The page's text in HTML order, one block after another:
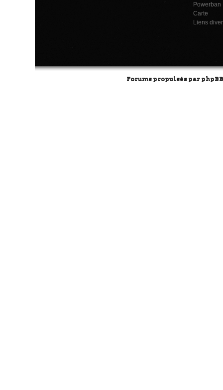
Powerban
Carte
Liens
Forums propulsés par phpBB